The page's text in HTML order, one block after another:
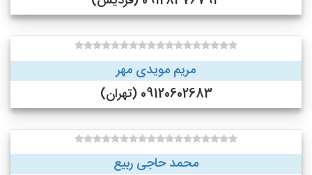
مریم مویدی مهر
09120602683 (تهران)
محمد حاجی ربیع